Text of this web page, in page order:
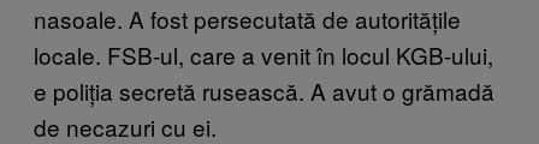
nasoale. A fost persecutată de autoritățile
locale. FSB-ul, care a venit în locul KGB-ului,
e poliția secretă rusească. A avut o grămadă
de necazuri cu ei.